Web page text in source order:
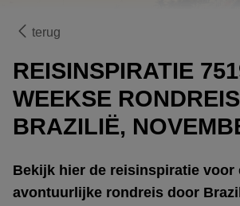
terug
REISINSPIRATIE
WEEKSE RONDREIS
BRAZILIË,
Bekijk hier de reisinspiratie voor
avontuurlijke rondreis door